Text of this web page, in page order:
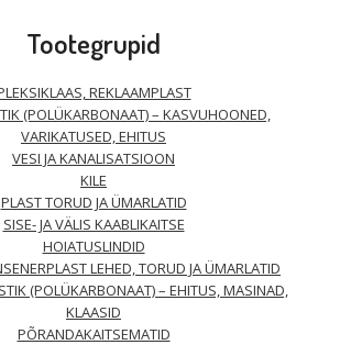
Tootegrupid
REKLAAMPLAST
(POLÜKARBONAAT) – KASVUHOONED,
VARIKATUSED, EHITUS
VESI JA KANALISATSIOON
KILE
PLAST TORUD JA ÜMARLATID
SISE- JA VÄLIS KAABLIKAITSE
HOIATUSLINDID
LEHED, TORUD JA ÜMARLATID
(POLÜKARBONAAT) – EHITUS, MASINAD,
KLAASID
PÕRANDAKAITSEMATID